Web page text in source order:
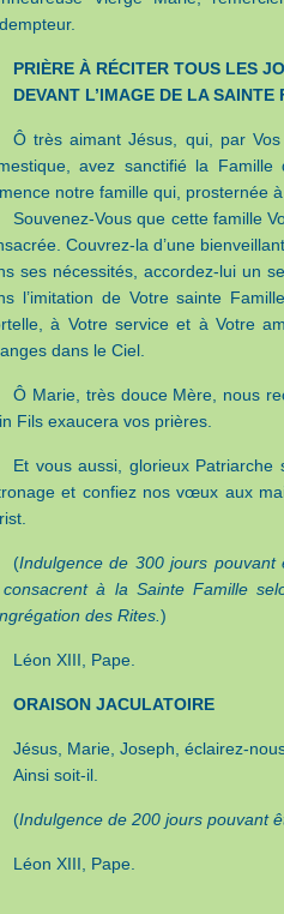
PRIÈRE À RÉCITER TOUS LES
DEVANT L’IMAGE DE LA SAINTE
Ô très aimant Jésus, qui, par
avez sanctifié la
notre famille qui, prosternée
Souvenez-Vous que cette famille
Couvrez-la d’une
ses nécessités, accordez-lui un
l’imitation de Votre sainte
à Votre service et à Votre
dans le Ciel.
Ô Marie, très douce Mère, nous
Fils exaucera vos prières.
Et vous aussi, glorieux
et confiez nos vœux aux
(Indulgence de 300 jours
à la Sainte Famille
des Rites. )
Léon XIII, Pape.
ORAISON JACULATOIRE
Jésus, Marie, Joseph, éclairez-
Ainsi soit-il.
(Indulgence de 200 jours pouvant
Léon XIII, Pape.